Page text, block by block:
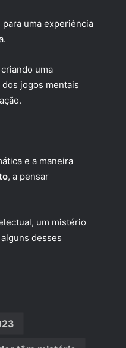
uma experiência
uma
jogos mentais
e a maneira
, a pensar
um mistério
desses